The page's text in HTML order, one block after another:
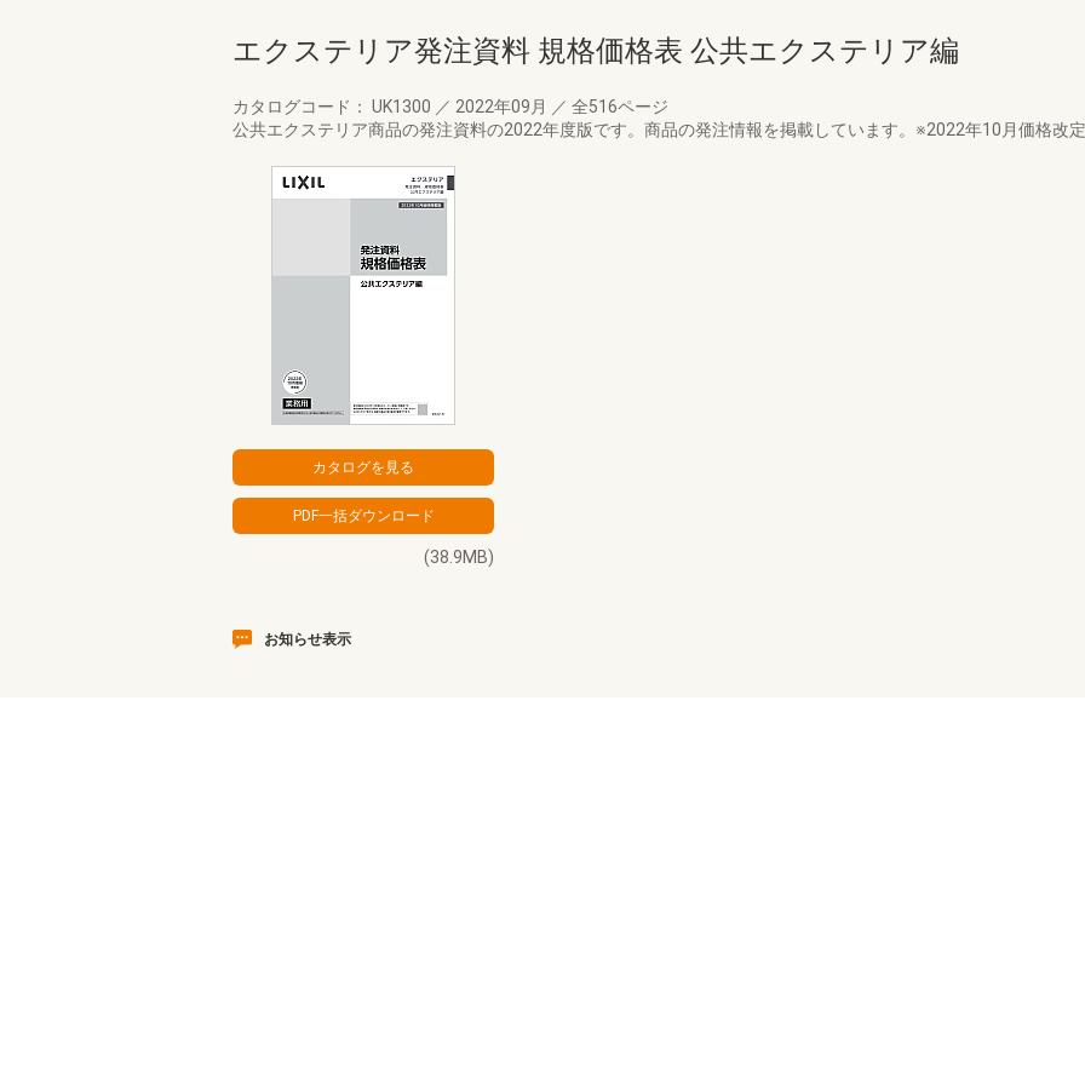
エクステリア発注資料 規格価格表 公共エクステリア編
カタログコード： UK1300 ／ 2022年09月 ／ 全516ページ
公共エクステリア商品の発注資料の2022年度版です。商品の発注情報を掲載しています。※2022年10月価格改定
(38.9MB)
お知らせ表示